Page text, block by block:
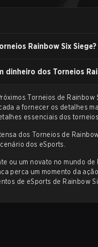
Rainbow Six Siege?
dinheiro dos Torneios
Torneios de Rainbow
a fornecer os detalhes
essenciais dos
dos Torneios de
dos eSports.
ou um novato no mundo
perca um momento da
de eSports de Rainbow